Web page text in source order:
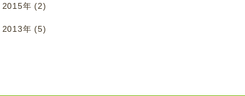
2015年 (2)
2013年 (5)